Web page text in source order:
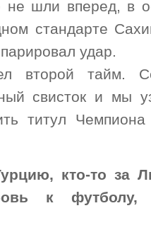
не шли вперед, в
стандарте
удар.
второй тайм.
свисток и мы
титул
кто-то за
к футболу,